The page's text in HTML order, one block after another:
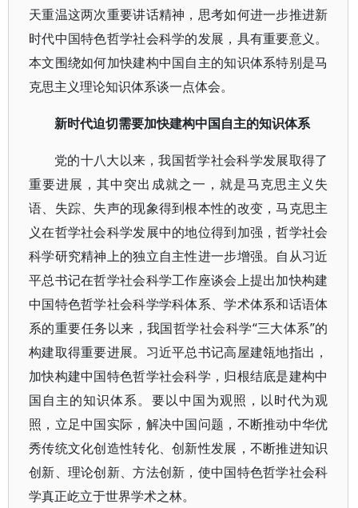
天重温这两次重要讲话精神，思考如何进一步推进新
时代中国特色哲学社会科学的发展，具有重要意义。
本文围绕如何加快建构中国自主的知识体系特别是马
克思主义理论知识体系谈一点体会。
新时代迫切需要加快建构中国自主的知识体系
党的十八大以来，我国哲学社会科学发展取得了
重要进展，其中突出成就之一，就是马克思主义失
语、失踪、失声的现象得到根本性的改变，马克思主
义在哲学社会科学发展中的地位得到加强，哲学社会
科学研究精神上的独立自主性进一步增强。自从习近
平总书记在哲学社会科学工作座谈会上提出加快构建
中国特色哲学社会科学学科体系、学术体系和话语体
系的重要任务以来，我国哲学社会科学“三大体系”的
构建取得重要进展。习近平总书记高屋建瓴地指出，
加快构建中国特色哲学社会科学，归根结底是建构中
国自主的知识体系。要以中国为观照，以时代为观
照，立足中国实际，解决中国问题，不断推动中华优
秀传统文化创造性转化、创新性发展，不断推进知识
创新、理论创新、方法创新，使中国特色哲学社会科
学真正屹立于世界学术之林。